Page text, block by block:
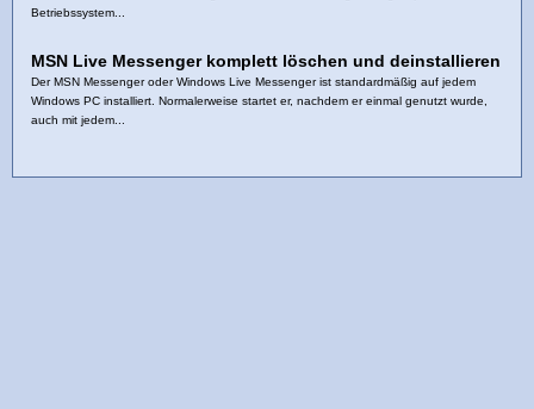
Betriebssystem...
MSN Live Messenger komplett löschen und deinstallieren
Der MSN Messenger oder Windows Live Messenger ist standardmäßig auf jedem
Windows PC installiert. Normalerweise startet er, nachdem er einmal genutzt wurde,
auch mit jedem...